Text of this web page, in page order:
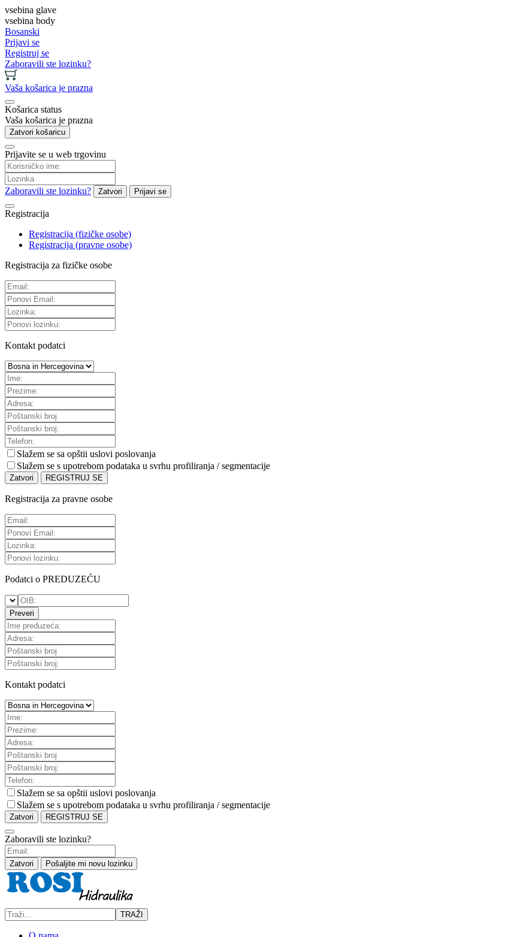
vsebina glave
vsebina body
Bosanski
Prijavi se
Registruj se
Zaboravili ste lozinku?
Vaša košarica je prazna
Košarica status
Vaša košarica je prazna
Zatvori košaricu
Prijavite se u web trgovinu
Zaboravili ste lozinku? Zatvori Prijavi se
Registracija
Registracija (fizičke osobe)
Registracija (pravne osobe)
Registracija za fizičke osobe
Kontakt podatci
Slažem se sa opštii uslovi poslovanja
Slažem se s upotrebom podataka u svrhu profiliranja / segmentacije
Zatvori REGISTRUJ SE
Registracija za pravne osobe
Podatci o PREDUZEĆU
Preveri
Kontakt podatci
Slažem se sa opštii uslovi poslovanja
Slažem se s upotrebom podataka u svrhu profiliranja / segmentacije
Zatvori REGISTRUJ SE
Zaboravili ste lozinku?
Zatvori Pošaljite mi novu lozinku
TRAŽI